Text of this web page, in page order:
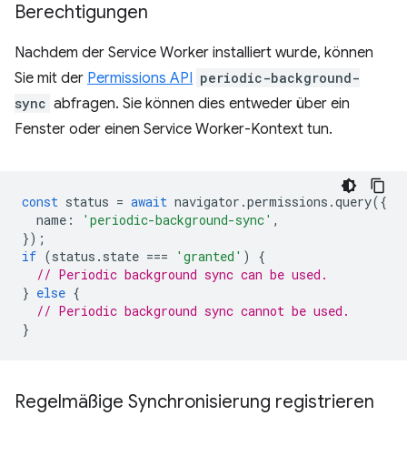
Berechtigungen
Nachdem der Service Worker installiert wurde, können
Sie mit der Permissions API periodic-background-
sync abfragen. Sie können dies entweder über ein
Fenster oder einen Service Worker-Kontext tun.
const status = await navigator .permissions .query({
name : 'periodic-background-sync' ,
});
if (status . state === 'granted' )
{
// Periodic background sync can be used.
} else {
// Periodic background sync cannot be used.
}
Regelmäßige Synchronisierung registrieren